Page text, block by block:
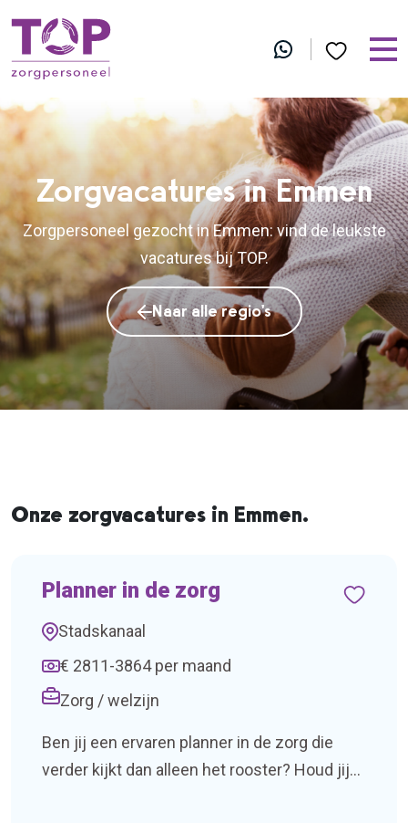
Zorgvacatures in Emmen
Zorgpersoneel gezocht in Emmen: vind de leukste
vacatures bij TOP.
Naar alle regio's
Onze zorgvacatures in Emmen.
Planner in de zorg
Stadskanaal
€ 2811-3864 per maand
Zorg / welzijn
Ben jij een ervaren planner in de zorg die
verder kijkt dan alleen het rooster? Houd jij